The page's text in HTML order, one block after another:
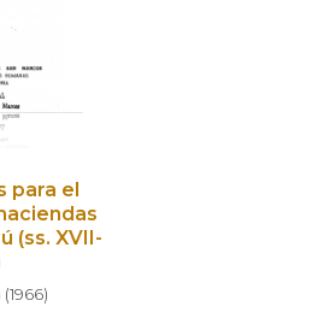
para el
(ss. XVII-
(1966)